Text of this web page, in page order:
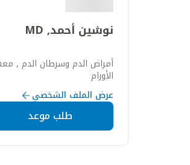
نوشين أحمد, MD
أمراض الدم وسرطان الدم ,
الأورام
عرض الملف الشخصي
طلب موعد